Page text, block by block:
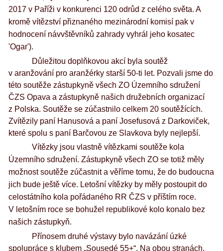
2017 v Paříži v konkurenci 120 odrůd z celého světa. A
kromě vítězství přiznaného mezinárodní komisí pak v
hodnocení návvštěvníků zahrady vyhrál jeho kosatec
'Ogar').
Důležitou doplňkovou akcí byla soutěž
v aranžování pro aranžérky starší 50-ti let. Pozvali jsme do
této soutěže zástupkyně všech ZO Územního sdružení
ČZS Opava a zástupkyně našich družebních organizací
z Polska. Soutěže se zúčastnilo celkem 20 soutěžících.
Zvítězily paní Hanusová a paní Josefusová z Darkoviček,
které spolu s paní Barčovou ze Slavkova byly nejlepší.
Vítězky jsou vlastně vítězkami soutěže kola
Územního sdružení. Zástupkyně všech ZO se totiž měly
možnost soutěže zúčastnit a věříme tomu, že do budoucna
jich bude ještě více. Letošní vítězky by měly postoupit do
celostátního kola pořádaného RR ČZS v příštím roce.
V letošním roce se bohužel republikové kolo konalo bez
našich zástupkyň.
Přínosem druhé výstavy bylo navázání úzké
spolupráce s klubem „Sousedé 55+“. Na obou stranách,